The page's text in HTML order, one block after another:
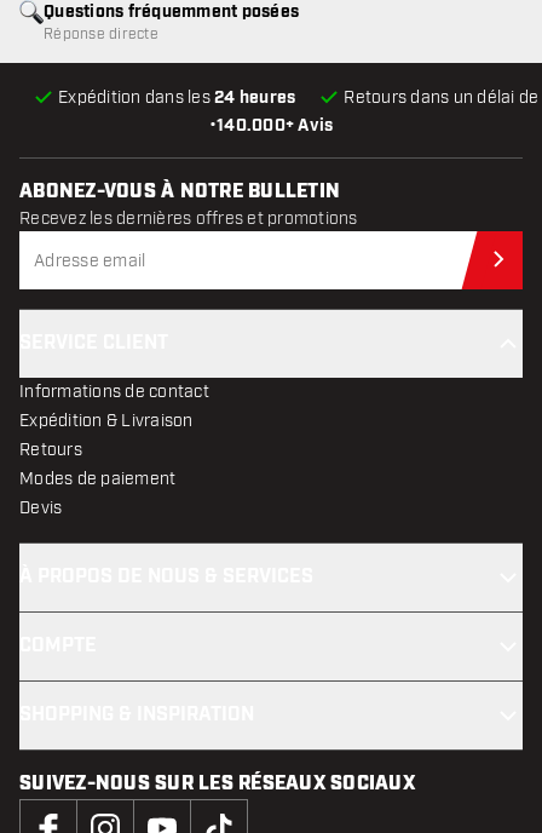
•140.000+ Avis
Expédition dans les24 heures Retours dans un délai de
Questions fréquemment posées
Réponse directe
ABONEZ-VOUS À NOTRE BULLETIN
Recevez les dernières offres et promotions
Informations de contact
Expédition & Livraison
Retours
Modes de paiement
Devis
SUIVEZ-NOUS SUR LES RÉSEAUX SOCIAUX